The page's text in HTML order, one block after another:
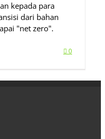
kepada para
dari bahan
"net zero".
0